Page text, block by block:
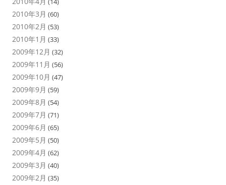
2010年3月 (60)
2010年2月 (53)
2010年1月 (33)
2009年12月 (32)
2009年11月 (56)
2009年10月 (47)
2009年9月 (59)
2009年8月 (54)
2009年7月 (71)
2009年6月 (65)
2009年5月 (50)
2009年4月 (62)
2009年3月 (40)
2009年2月 (35)